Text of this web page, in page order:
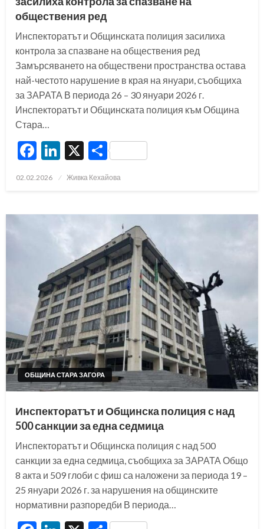
обществения ред
Инспекторатът и Общинската полиция засилиха
контрола за спазване на обществения ред
Замърсяването на обществени пространства остава
най-честото нарушение в края на януари, съобщиха
за ЗАРАТА В периода 26 – 30 януари 2026 г.
Инспекторатът и Общинската полиция към Община
Стара…
Facebook
LinkedIn
X Share
Posted
02.02.2026 Живка Кехайова
ОБЩИНА СТАРА ЗАГОРА
Инспекторатът и Общинска полиция с над
500 санкции за една седмица
Инспекторатът и Общинска полиция с над 500
санкции за една седмица, съобщиха за ЗАРАТА Общо
8 акта и 509 глоби с фиш са наложени за периода 19 –
25 януари 2026 г. за нарушения на общинските
нормативни разпоредби В периода…